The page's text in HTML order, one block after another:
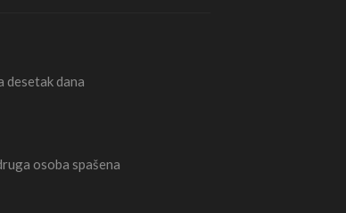
desetak dana
osoba spašena